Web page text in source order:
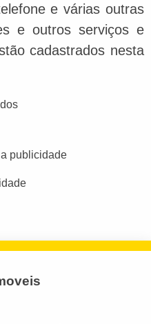
e várias outras
e outros serviços e
cadastrados nesta
publicidade